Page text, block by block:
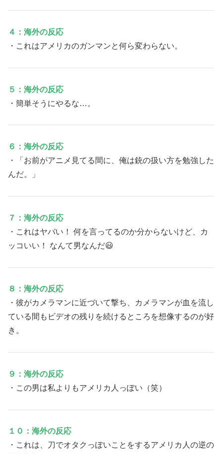
４：海外の反応
・これはアメリカのガンマンと何ら変わらない。
５：海外の反応
・簡単そうにやるな…。
６：海外の反応
・「お前がアニメ見てる間に、俺は銃の扱い方を勉強した
んだ。」
７：海外の反応
・これはヤバい！ 何を言ってるのか分からないけど、カ
ッコいい！ なんて男なんだ😃
８：海外の反応
・彼がカメラマンに近づいて撃ち、カメラマンが血を流し
ている間もビデオの残りを続けるところを想像するのが好
き。
９：海外の反応
・この男は私よりもアメリカ人っぽい（笑）
１０：海外の反応
・これは、刀でオタクっぽいことをするアメリカ人の逆の